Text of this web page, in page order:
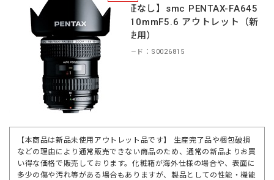
【保証なし】smc PENTAX-FA645
55-110mmF5.6 アウトレット（新
品未使用）
商品コード：S0026815
【本商品は新品未使用アウトレット品です】 生産完了品や梱包破損
などの理由により通常販売できない商品のため、通常の新品よりお買
い得な価格で販売しております。化粧箱が海外仕様の場合や、表面に
多少の傷や汚れ等がある場合もありますが、製品としての性能・機能